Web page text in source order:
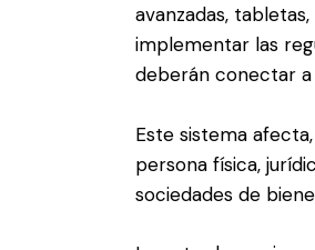
avanzadas,
implementar las
deberán conectar
Este sistema
persona física,
sociedades de